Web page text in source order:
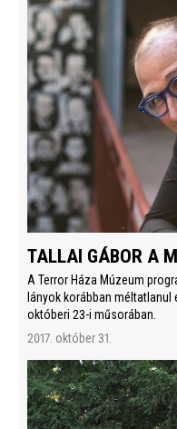
TALLAI GÁBOR A
A Terror Háza Múzeum
lányok korábban
októberi 23-i műsorában.
2017. október 31.